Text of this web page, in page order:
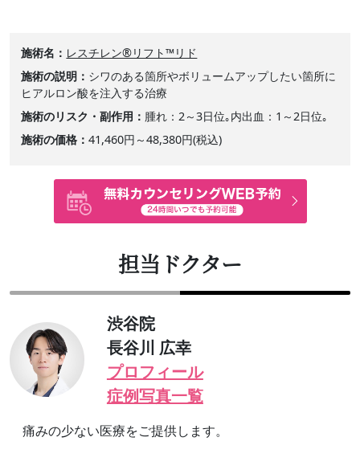
施術名
レスチレン®リフト™リド
施術の説明
シワのある箇所やボリュームアップしたい箇所に
ヒアルロン酸を注入する治療
施術のリスク・副作用
腫れ：2～3日位｡内出血：1～2日位｡
施術の価格
41,460円～48,380円(税込)
担当ドクター
渋谷院
長谷川 広幸
プロフィール
症例写真一覧
痛みの少ない医療をご提供します。